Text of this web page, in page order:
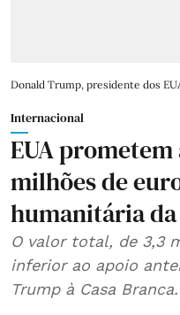
Donald Trump, presidente dos
Internacional
EUA
milhões de
humanitária da
O valor total, de 3,3
inferior ao apoio
Trump à Casa Branca.